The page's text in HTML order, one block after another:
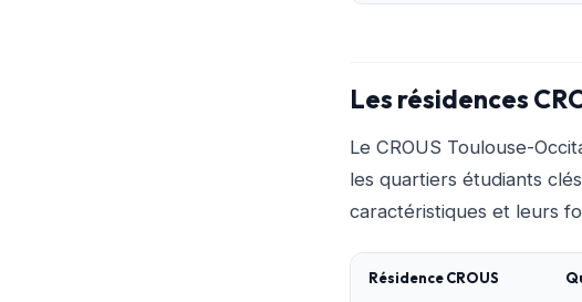
Les résidences
Le CROUS Toulouse-
les quartiers étudiants
caractéristiques et leurs
Résidence CROUS